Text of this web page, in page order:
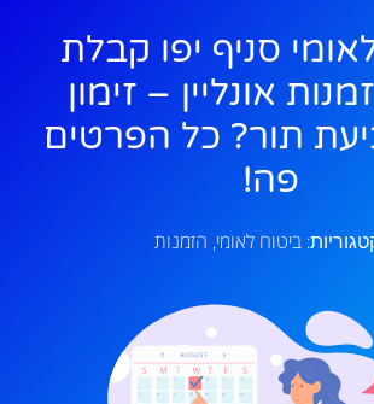
סניף יפו קבלת
אונליין – זימון
תור? כל הפרטים
פה!
ביטוח לאומי, הזמנות